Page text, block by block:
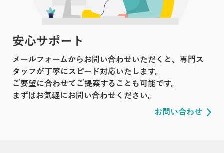
安心サポート
メールフォームからお問い合わせいただくと、専門ス
タッフが丁寧にスピード対応いたします。
ご要望に合わせてご提案することも可能です。
まずはお気軽にお問い合わせください。
お問い合わせ